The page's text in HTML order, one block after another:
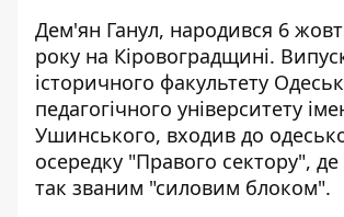
Дем'ян Ганул, народився 6
року на Кіровоградщині.
історичного факультету
педагогічного університету
Ушинського, входив до
осередку "Правого сектору", де
так званим "силовим блоком".